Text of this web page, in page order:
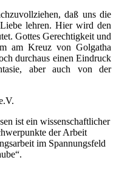
daß uns die
lehren. Hier wird den
Gottes Gerechtigkeit und
am Kreuz von Golgatha
durchaus einen Eindruck
aber auch von der
ist ein wissenschaftlicher
der Arbeit
im Spannungsfeld